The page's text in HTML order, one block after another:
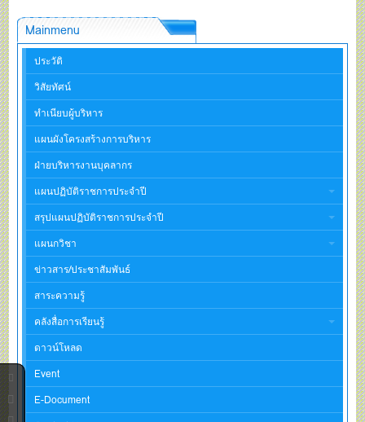
Mainmenu
ประวัติ
วิสัยทัศน์
ทำเนียบผู้บริหาร
แผนผังโครงสร้างการบริหาร
ฝ่ายบริหารงานบุคลากร
แผนปฏิบัติราชการประจำปี
สรุปแผนปฏิบัติราชการประจำปี
แผนกวิชา
ข่าวสาร/ประชาสัมพันธ์
สาระความรู้
คลังสื่อการเรียนรู้
ดาวน์โหลด
Event
E-Document